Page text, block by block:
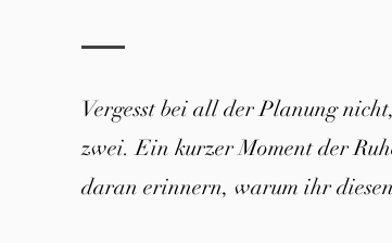
Vergesst bei all der Planung
zwei. Ein kurzer Moment der
daran erinnern, warum ihr